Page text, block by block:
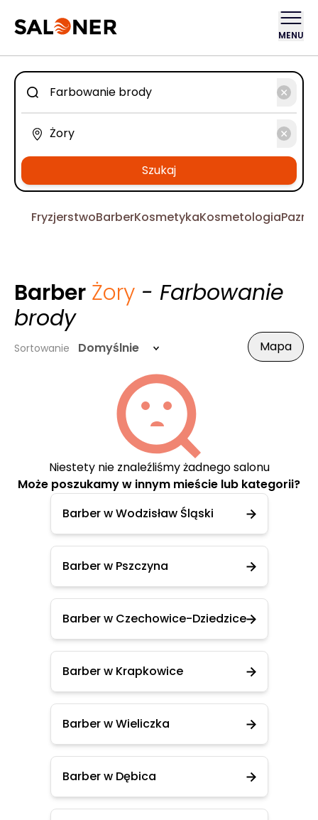
MENU
Szukaj
FryzjerstwoBarberKosmetykaKosmetologia
Barber Żory - Farbowanie
brody
Sortowanie Domyślnie Mapa
Niestety nie znaleźliśmy żadnego salonu
Może poszukamy w innym mieście lub kategorii?
Barber w Wodzisław Śląski
Barber w Pszczyna
Barber w Czechowice-Dziedzice
Barber w Krapkowice
Barber w Wieliczka
Barber w Dębica